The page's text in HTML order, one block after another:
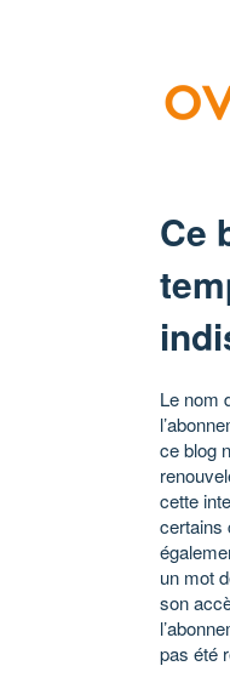
Ce
Le nom
ce blog
cette
certains
un mot
son
pas été